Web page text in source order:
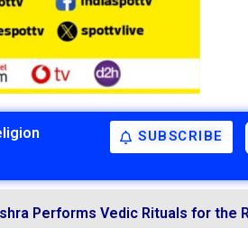
SUBSCRIBE
Vedic Rituals for the
LATEST NEWS
NATIONAL